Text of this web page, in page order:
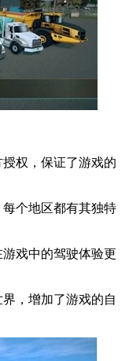
权，保证了游戏的
个地区都有其独特
戏中的驾驶体验更
，增加了游戏的自